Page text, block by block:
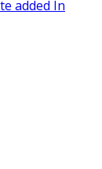
added In